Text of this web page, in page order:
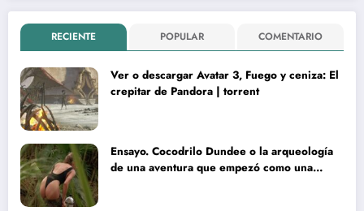
RECIENTE POPULAR COMENTARIO
Ver o descargar Avatar 3, Fuego y ceniza: El
crepitar de Pandora | torrent
Ensayo. Cocodrilo Dundee o la arqueología
de una aventura que empezó como una